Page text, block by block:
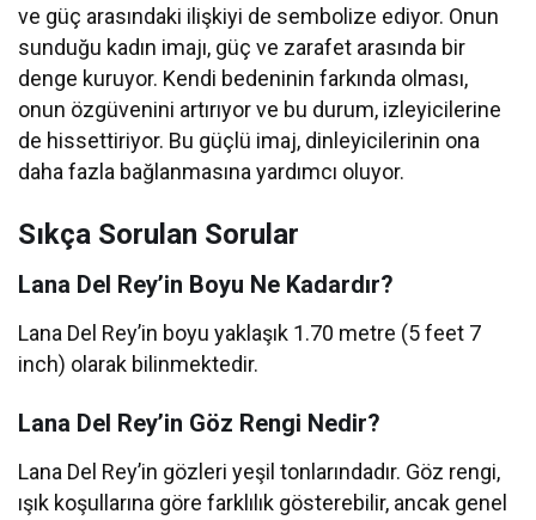
ve güç arasındaki ilişkiyi de sembolize ediyor. Onun
sunduğu kadın imajı, güç ve zarafet arasında bir
denge kuruyor. Kendi bedeninin farkında olması,
onun özgüvenini artırıyor ve bu durum, izleyicilerine
de hissettiriyor. Bu güçlü imaj, dinleyicilerinin ona
daha fazla bağlanmasına yardımcı oluyor.
Sıkça Sorulan Sorular
Lana Del Rey’in Boyu Ne Kadardır?
Lana Del Rey’in boyu yaklaşık 1.70 metre (5 feet 7
inch) olarak bilinmektedir.
Lana Del Rey’in Göz Rengi Nedir?
Lana Del Rey’in gözleri yeşil tonlarındadır. Göz rengi,
ışık koşullarına göre farklılık gösterebilir, ancak genel